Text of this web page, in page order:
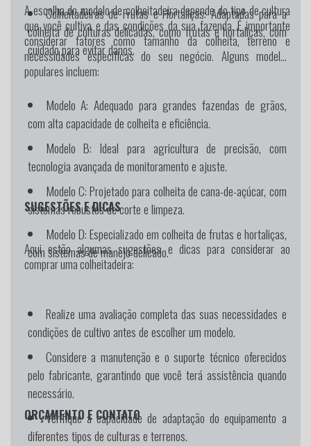
Colheitadeiras de Frutas e Hortaliças: Adaptadas para a
colheita de culturas delicadas, como frutas e hortaliças, com
cuidado para evitar danos.
A escolha do modelo de colheitadeira depende do tipo de cultura
que você cultiva e das condições da sua fazenda. É importante
considerar fatores como tamanho da colheita, terreno e
necessidades específicas do seu negócio. Alguns modelos
populares incluem:
Modelo A: Adequado para grandes fazendas de grãos,
com alta capacidade de colheita e eficiência.
Modelo B: Ideal para agricultura de precisão, com
tecnologia avançada de monitoramento e ajuste.
Modelo C: Projetado para colheita de cana-de-açúcar, com
sistemas robustos de corte e limpeza.
Modelo D: Especializado em colheita de frutas e hortaliças,
com sistemas de manejo delicado.
SUGESTÕES E DICAS
Aqui estão algumas sugestões e dicas para considerar ao
comprar uma colheitadeira:
Realize uma avaliação completa das suas necessidades e
condições de cultivo antes de escolher um modelo.
Considere a manutenção e o suporte técnico oferecidos
pelo fabricante, garantindo que você terá assistência quando
necessário.
Verifique a capacidade de adaptação do equipamento a
diferentes tipos de culturas e terrenos.
ORÇAMENTO E CONTATO